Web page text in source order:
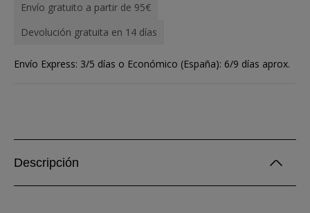
Envío gratuito a partir de 95€
Devolución gratuita en 14 días
Envío Express: 3/5 días o Económico (España): 6/9 días aprox.
Descripción